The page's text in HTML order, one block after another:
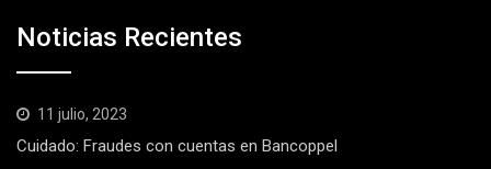
Noticias Recientes
11 julio, 2023
Cuidado: Fraudes con cuentas en Bancoppel